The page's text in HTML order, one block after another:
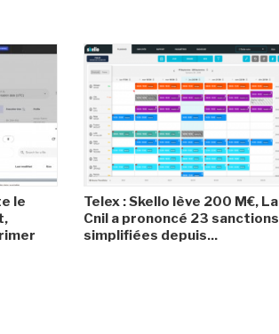
le
Telex : Skello lève 200 M€, La
Cnil a prononcé 23 sanctions
simplifiées depuis...